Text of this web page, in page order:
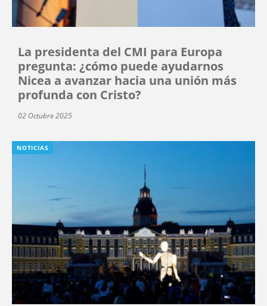
La presidenta del CMI para Europa
pregunta: ¿cómo puede ayudarnos
Nicea a avanzar hacia una unión más
profunda con Cristo?
02 Octubre 2025
NOTICIAS